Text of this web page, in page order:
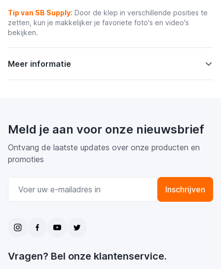
Tip van SB Supply: Door de klep in verschillende posities te
zetten, kun je makkelijker je favoriete foto's en video's
bekijken.
Meer informatie
Meld je aan voor onze nieuwsbrief
Ontvang de laatste updates over onze producten en
promoties
Inschrijven
Vragen? Bel onze klantenservice.